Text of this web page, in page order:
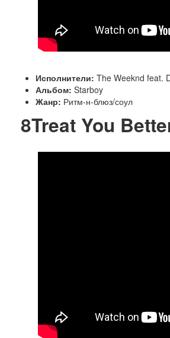
Исполнители: The Weeknd feat.
Альбом: Starboy
Жанр: Ритм-н-блюз/соул
8Treat You